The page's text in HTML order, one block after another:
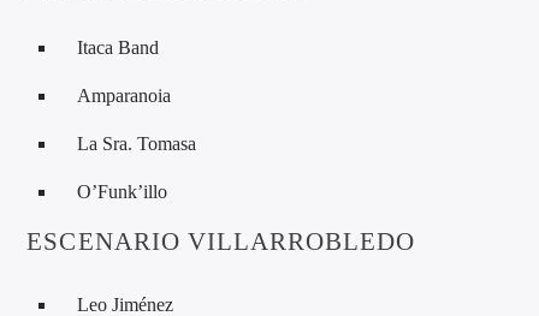
Itaca Band
Amparanoia
La Sra. Tomasa
O’Funk’illo
ESCENARIO VILLARROBLEDO
Leo Jiménez